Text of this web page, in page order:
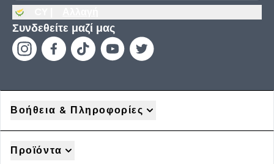
Συνδεθείτε μαζί μας
Βοήθεια & Πληροφορίες
Προϊόντα